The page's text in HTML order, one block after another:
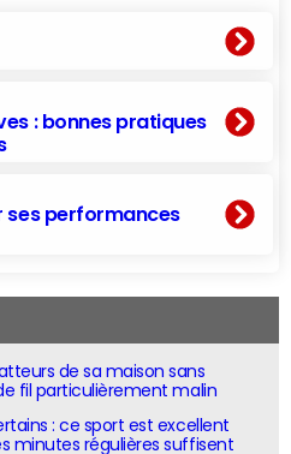
: bonnes pratiques
ses performances
de sa maison sans
fil particulièrement malin
: ce sport est excellent
minutes régulières suffisent